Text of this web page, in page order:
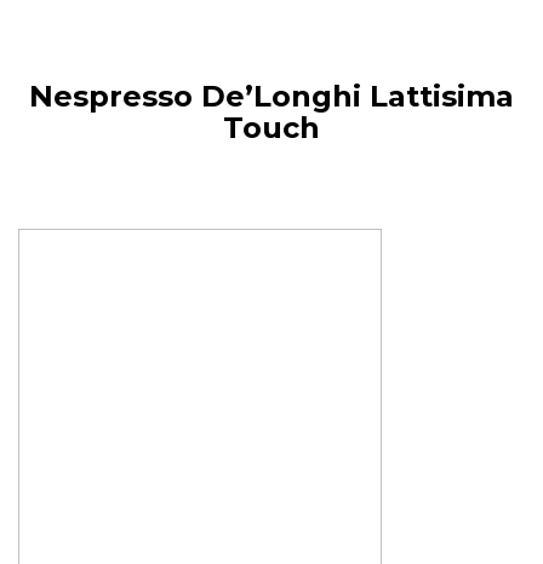
Nespresso De’Longhi Lattisima
Touch